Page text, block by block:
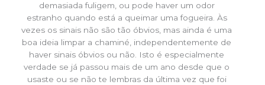
demasiada fuligem, ou pode haver um odor
estranho quando está a queimar uma fogueira. Às
vezes os sinais não são tão óbvios, mas ainda é uma
boa ideia limpar a chaminé, independentemente de
haver sinais óbvios ou não. Isto é especialmente
verdade se já passou mais de um ano desde que o
usaste ou se não te lembras da última vez que foi